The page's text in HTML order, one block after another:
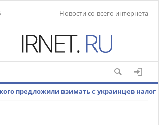
Новости со всего интернета
предложили взимать с украинцев налог